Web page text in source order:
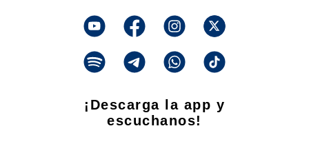
¡Descarga la app y
escuchanos!